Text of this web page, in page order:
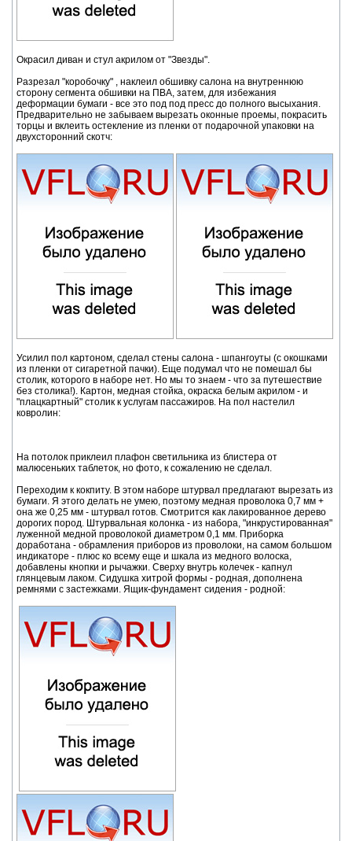
Окрасил диван и стул акрилом от "Звезды".
Разрезал "коробочку" , наклеил обшивку салона на внутреннюю
сторону сегмента обшивки на ПВА, затем, для избежания
деформации бумаги - все это под под пресс до полного высыхания.
Предварительно не забываем вырезать оконные проемы, покрасить
торцы и вклеить остекление из пленки от подарочной упаковки на
двухсторонний скотч:
Усилил пол картоном, сделал стены салона - шпангоуты (с окошками
из пленки от сигаретной пачки). Еще подумал что не помешал бы
столик, которого в наборе нет. Но мы то знаем - что за путешествие
без столика!). Картон, медная стойка, окраска белым акрилом - и
"плацкартный" столик к услугам пассажиров. На пол настелил
ковролин:
На потолок приклеил плафон светильника из блистера от
малюсеньких таблеток, но фото, к сожалению не сделал.
Переходим к кокпиту. В этом наборе штурвал предлагают вырезать из
бумаги. Я этого делать не умею, поэтому медная проволока 0,7 мм +
она же 0,25 мм - штурвал готов. Смотрится как лакированное дерево
дорогих пород. Штурвальная колонка - из набора, "инкрустированная"
луженной медной проволокой диаметром 0,1 мм. Приборка
доработана - обрамления приборов из проволоки, на самом большом
индикаторе - плюс ко всему еще и шкала из медного волоска,
добавлены кнопки и рычажки. Сверху внутрь колечек - капнул
глянцевым лаком. Сидушка хитрой формы - родная, дополнена
ремнями с застежками. Ящик-фундамент сидения - родной: